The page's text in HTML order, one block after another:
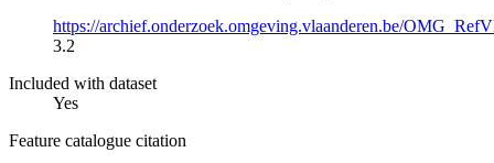
https://archief.onderzoek.omgeving.vlaanderen.be/
3.2
Included with dataset
Yes
Feature catalogue citation